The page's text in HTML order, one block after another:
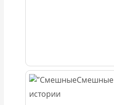
Смешные
истории